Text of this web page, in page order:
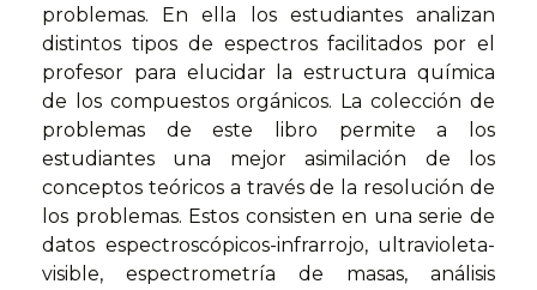
problemas. En ella los estudiantes analizan
distintos tipos de espectros facilitados por el
profesor para elucidar la estructura química
de los compuestos orgánicos. La colección de
problemas de este libro permite a los
estudiantes una mejor asimilación de los
conceptos teóricos a través de la resolución de
los problemas. Estos consisten en una serie de
datos espectroscópicos-infrarrojo, ultravioleta-
visible, espectrometría de masas, análisis